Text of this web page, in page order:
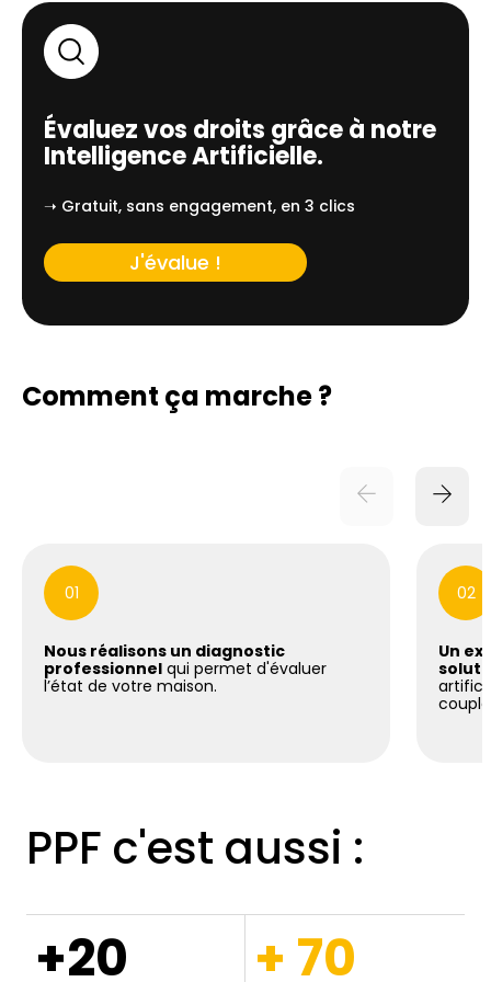
Évaluez vos droits grâce à notre
Intelligence Artificielle.
➝ Gratuit, sans engagement, en 3 clics
J'évalue !
Comment ça marche ?
01
Nous réalisons un diagnostic
professionnel qui permet d'évaluer
l’état de votre maison.
02
Un
PPF c'est aussi :
+20 + 70